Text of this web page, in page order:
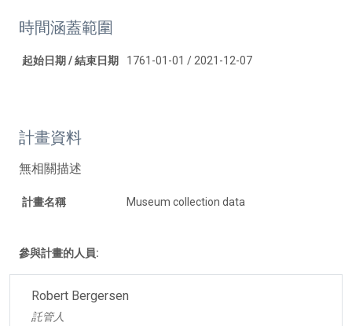
時間涵蓋範圍
起始日期 / 結束日期 1761-01-01 / 2021-12-07
計畫資料
無相關描述
計畫名稱 Museum collection data
參與計畫的人員:
Robert Bergersen
託管人